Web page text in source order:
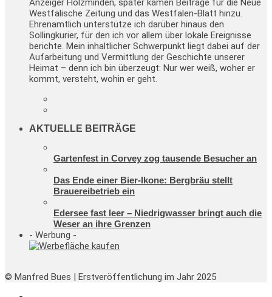
Anzeiger Holzminden, später kamen Beiträge für die Neue
Westfälische Zeitung und das Westfalen-Blatt hinzu.
Ehrenamtlich unterstütze ich darüber hinaus den
Sollingkurier, für den ich vor allem über lokale Ereignisse
berichte. Mein inhaltlicher Schwerpunkt liegt dabei auf der
Aufarbeitung und Vermittlung der Geschichte unserer
Heimat – denn ich bin überzeugt: Nur wer weiß, woher er
kommt, versteht, wohin er geht.
AKTUELLE BEITRÄGE
Gartenfest in Corvey zog tausende Besucher an
Das Ende einer Bier-Ikone: Bergbräu stellt
Brauereibetrieb ein
Edersee fast leer – Niedrigwasser bringt auch die
Weser an ihre Grenzen
- Werbung -
© Manfred Bues | Erstveröffentlichung im Jahr 2025